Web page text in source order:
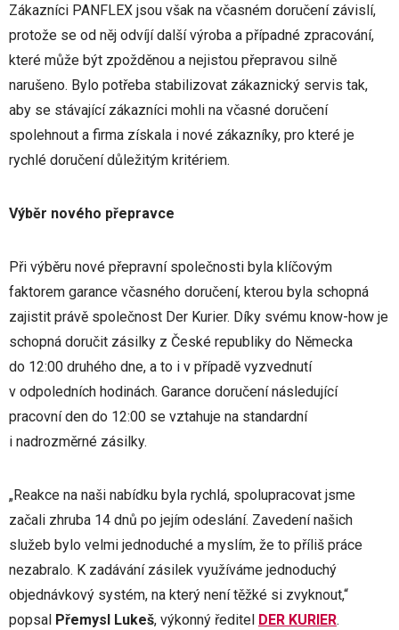
Zákazníci PANFLEX jsou však na včasném doručení závislí,
protože se od něj odvíjí další výroba a případné zpracování,
které může být zpožděnou a nejistou přepravou silně
narušeno. Bylo potřeba stabilizovat zákaznický servis tak,
aby se stávající zákazníci mohli na včasné doručení
spolehnout a firma získala i nové zákazníky, pro které je
rychlé doručení důležitým kritériem.
Výběr nového přepravce
Při výběru nové přepravní společnosti byla klíčovým
faktorem garance včasného doručení, kterou byla schopná
zajistit právě společnost Der Kurier. Díky svému know-how je
schopná doručit zásilky z České republiky do Německa
do 12:00 druhého dne, a to i v případě vyzvednutí
v odpoledních hodinách. Garance doručení následující
pracovní den do 12:00 se vztahuje na standardní
i nadrozměrné zásilky.
„Reakce na naši nabídku byla rychlá, spolupracovat jsme
začali zhruba 14 dnů po jejím odeslání. Zavedení našich
služeb bylo velmi jednoduché a myslím, že to příliš práce
nezabralo. K zadávání zásilek využíváme jednoduchý
objednávkový systém, na který není těžké si zvyknout,“
popsal Přemysl Lukeš, výkonný ředitel DER KURIER.